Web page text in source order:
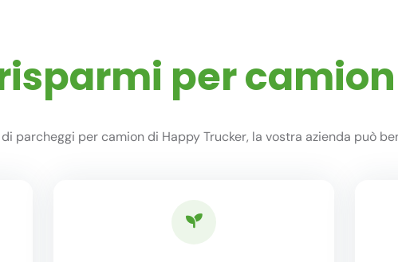
per
parcheggi per camion di Happy Trucker, la vostra azienda può